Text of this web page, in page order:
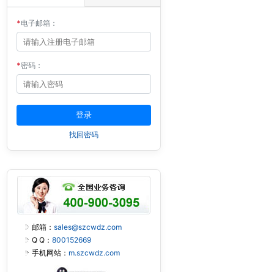
*电子邮箱：
*密码：
找回密码
邮箱： sales@szcwdz.com
Q Q： 800152669
手机网站： m.szcwdz.com